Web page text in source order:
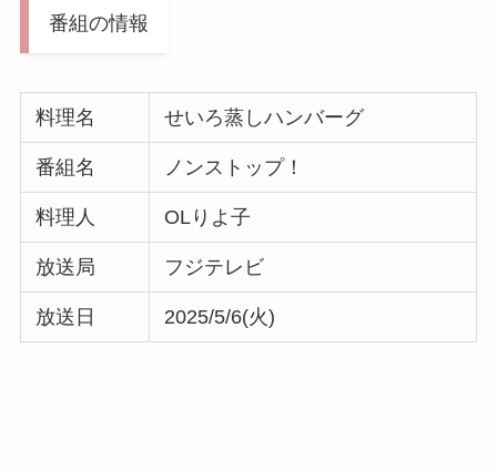
番組の情報
料理名 せいろ蒸しハンバーグ
番組名 ノンストップ！
料理人 OLりよ子
放送局 フジテレビ
放送日 2025/5/6(火)